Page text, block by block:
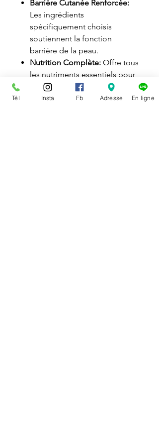
Barrière Cutanée Renforcée:
Les ingrédients
spécifiquement choisis
soutiennent la fonction
barrière de la peau.
Nutrition Complète: Offre tous
les nutriments essentiels pour
soutenir la santé globale des
chiens adultes et matures.
Tél Insta Fb Adresse En ligne